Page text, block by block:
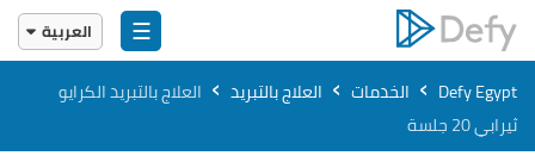
☰
العربية
English
العربية
Defy Egypt
› الخدمات › العلاج بالتبريد › العلاج بالتبريد الكرايو
ثيرابي 20 جلسة